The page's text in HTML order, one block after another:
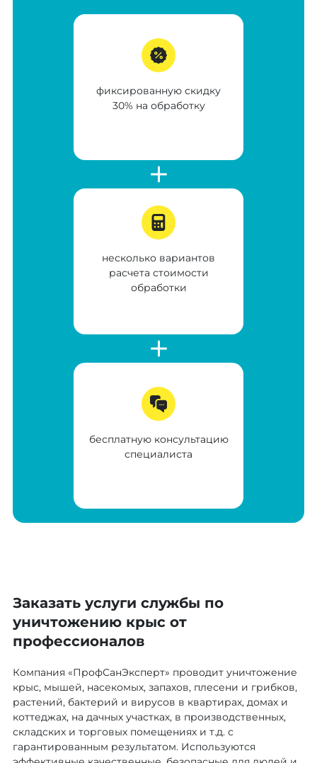
фиксированную скидку
30% на обработку
несколько вариантов
расчета стоимости
обработки
бесплатную консультацию
специалиста
Заказать услуги службы по
уничтожению крыс от
профессионалов
Компания «ПрофСанЭксперт» проводит уничтожение
крыс, мышей, насекомых, запахов, плесени и грибков,
растений, бактерий и вирусов в квартирах, домах и
коттеджах, на дачных участках, в производственных,
складских и торговых помещениях и т.д. с
гарантированным результатом. Используются